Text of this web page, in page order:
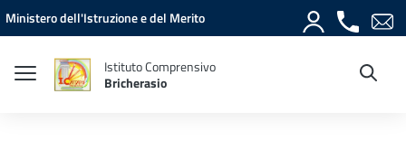
Vai ai contenuti
Vai al menu di navigazione
Vai al footer
Ministero dell'Istruzione e del Merito
Istituto Comprensivo
Bricherasio